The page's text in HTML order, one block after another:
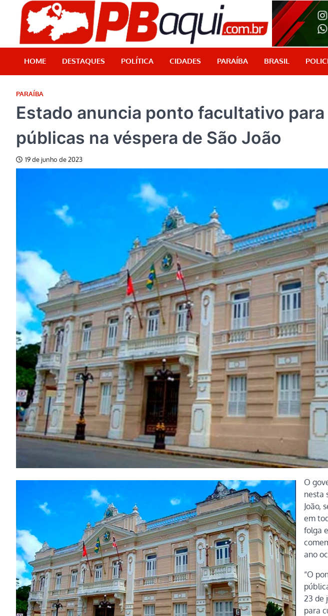
content
PB Aqui
Jornalismo
HOME DESTAQUES POLÍTICA CIDADES PARAÍBA BRASIL
PARAÍBA
Estado anuncia ponto facultativo
públicas na véspera de São João
19 de junho de 2023
O
nesta
João,
em
folga
ano
“O
23 de
para